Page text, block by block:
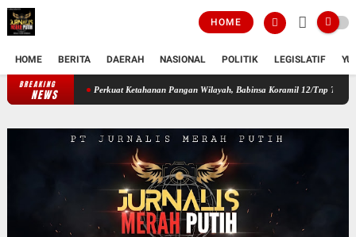
HOME
HOME BERITA DAERAH NASIONAL POLITIK LEGISLATIF
BREAKING
NEWS
Perkuat Ketahanan Pangan Wilayah, Babinsa Koramil 12/Tnp Turun Tangan